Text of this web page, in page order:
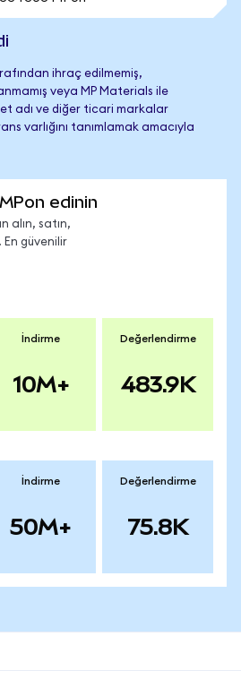
ihraç edilmemiş,
veya MP Materials ile
adı ve diğer ticari markalar
varlığını tanımlamak amacıyla
edinin
alın, satın,
güvenilir
İndirme
10M+
Değerlendirme
483.9K
İndirme
50M+
Değerlendirme
75.8K